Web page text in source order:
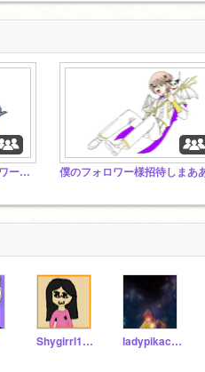
tomotomo_1130のフォロワースタジオ/自由スタジオ
Shygirrl1999 ladypikachu89